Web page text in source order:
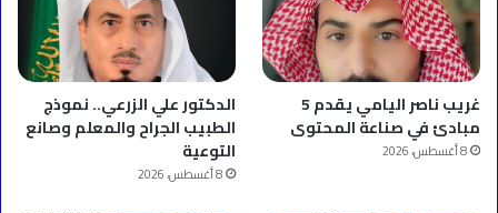
غريب ناصر اليامي يقدم 5
مبادئ في صناعة المحتوى
8 أغسطس، 2026
الدكتور علي الزرعي.. نموذج
الطبيب الجراح والمعلم وصانع
التوعية
8 أغسطس، 2026